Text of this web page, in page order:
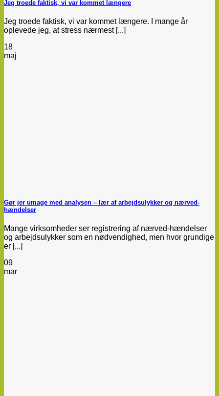
Jeg troede faktisk, vi var kommet længere
Jeg troede faktisk, vi var kommet længere. I mange år
oplevede jeg, at stress nærmest [...]
18
maj
Gør jer umage med analysen – lær af arbejdsulykker og nærved-
hændelser
Mange virksomheder ser registrering af nærved-hændelser
og arbejdsulykker som en nødvendighed, men hvor grundige
er [...]
09
mar